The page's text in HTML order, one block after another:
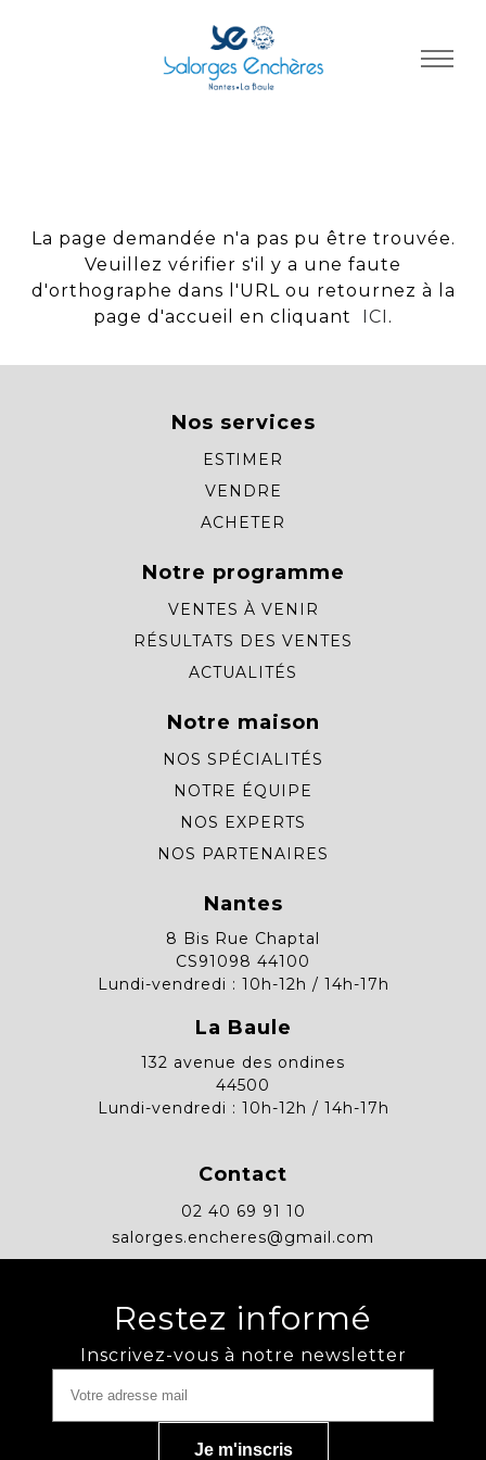
La page demandée n'a pas pu être trouvée.
Veuillez vérifier s'il y a une faute
d'orthographe dans l'URL ou retournez à la
page d'accueil en cliquant
ICI .
Nos services
ESTIMER
VENDRE
ACHETER
Notre programme
VENTES À VENIR
RÉSULTATS DES VENTES
ACTUALITÉS
Notre maison
NOS SPÉCIALITÉS
NOTRE ÉQUIPE
NOS EXPERTS
NOS PARTENAIRES
Nantes
8 Bis Rue Chaptal
CS91098 44100
Lundi-vendredi : 10h-12h / 14h-17h
La Baule
132 avenue des ondines
44500
Lundi-vendredi : 10h-12h / 14h-17h
Contact
02 40 69 91 10
salorges.encheres@gmail.com
Restez informé
Inscrivez-vous à notre newsletter